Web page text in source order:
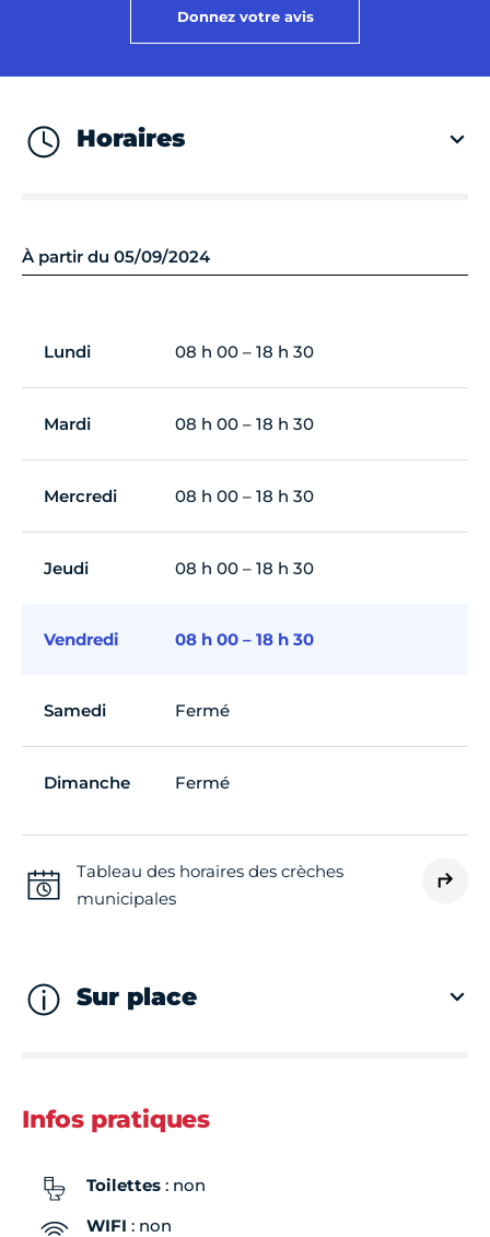
Donnez votre avis
Horaires
À partir du 05/09/2024
Lundi 08 h 00 – 18 h 30
Mardi 08 h 00 – 18 h 30
Mercredi 08 h 00 – 18 h 30
Jeudi 08 h 00 – 18 h 30
Vendredi 08 h 00 – 18 h 30
Samedi Fermé
Dimanche Fermé
Tableau des horaires des crèches
municipales
Sur place
Infos pratiques
Toilettes : non
WIFI : non